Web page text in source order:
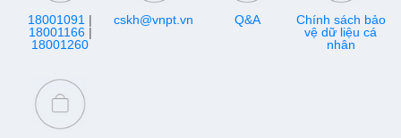
18001091 |
18001166|
18001260
cskh@vnpt.vn Q&A
Chính sách bảo
vệ dữ liệu cá
nhân